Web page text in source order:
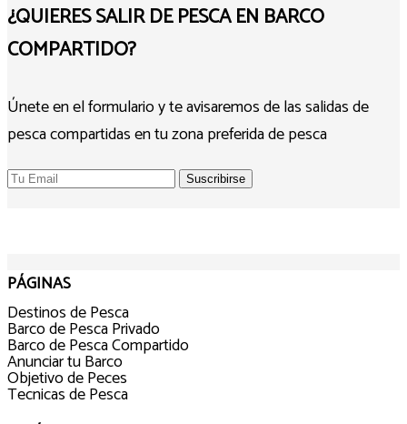
¿QUIERES SALIR DE PESCA EN BARCO
COMPARTIDO?
Únete en el formulario y te avisaremos de las salidas de
pesca compartidas en tu zona preferida de pesca
PÁGINAS
Destinos de Pesca
Barco de Pesca Privado
Barco de Pesca Compartido
Anunciar tu Barco
Objetivo de Peces
Tecnicas de Pesca